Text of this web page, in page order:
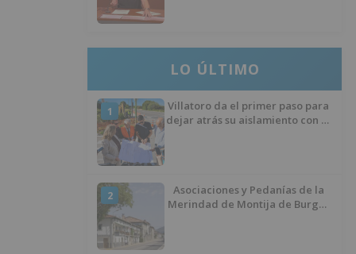
LO ÚLTIMO
1
Villatoro da el primer paso para
dejar atrás su aislamiento con el
2
Asociaciones y Pedanías de la
Merindad de Montija de Burgos